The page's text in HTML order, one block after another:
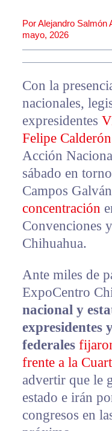
Por Alejandro Salmón
mayo, 2026
Con la
nacionales,
expresidentes
Felipe
Acción
sábado en
Campos Galván
concentración
Convenciones
Chihuahua.
Ante miles de
ExpoCentro
nacional y
expresidentes
federales
frente a la
advertir que le
estado e irán
congresos en